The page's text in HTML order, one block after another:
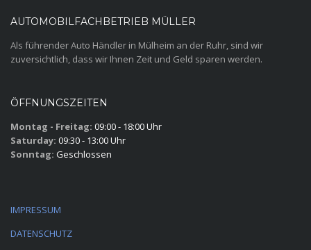
AUTOMOBILFACHBETRIEB MÜLLER
Als führender Auto Händler in Mülheim an der Ruhr, sind wir
zuversichtlich, dass wir Ihnen Zeit und Geld sparen werden.
ÖFFNUNGSZEITEN
Montag - Freitag: 09:00 - 18:00 Uhr
Saturday: 09:30 - 13:00 Uhr
Sonntag: Geschlossen
IMPRESSUM
DATENSCHUTZ